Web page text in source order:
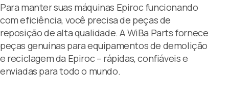
Para manter suas máquinas Epiroc funcionando
com eficiência, você precisa de peças de
reposição de alta qualidade. A WiBa Parts fornece
peças genuínas para equipamentos de demolição
e reciclagem da Epiroc – rápidas, confiáveis e
enviadas para todo o mundo.